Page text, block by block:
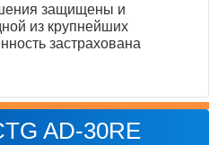
защищены и
из крупнейших
застрахована
AD-30RE